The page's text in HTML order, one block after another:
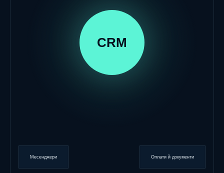
CRM
Месенджери Оплати й документи